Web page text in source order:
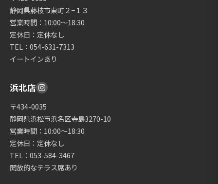
静岡県藤枝市東町２−１３
営業時間：10:00〜18:30
定休日：定休なし
TEL：054-631-7313
イートインあり
浜北店
〒434-0035
静岡県浜松市浜名区寺島3270-10
営業時間：10:00〜18:30
定休日：定休なし
TEL：053-584-3467
開放的なテラス席あり